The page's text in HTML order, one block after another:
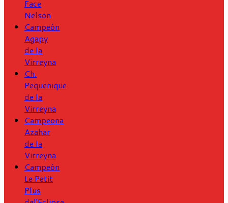
Face
Nelson
Campeón
Agapy
de la
Virreyna
Ch.
Pequenique
de la
Virreyna
Campeona
Azahar
de la
Virreyna
Campeón
Le Petit
Plus